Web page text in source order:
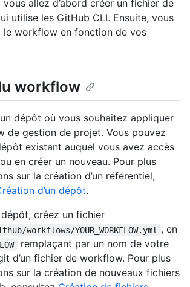
allez d’abord créer un fichier de
utilise les GitHub CLI. Ensuite, vous
le workflow en fonction de vos
workflow
dépôt où vous souhaitez appliquer
de gestion de projet. Vous pouvez
existant auquel vous avez accès
en créer un nouveau. Pour plus
sur la création d’un référentiel,
d’un dépôt.
créez un fichier
workflows/YOUR_WORKFLOW.yml , en
remplaçant par un nom de votre
d’un fichier de workflow. Pour plus
sur la création de nouveaux fichiers